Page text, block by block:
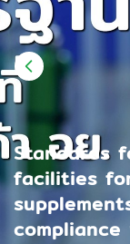
Standards
facilities